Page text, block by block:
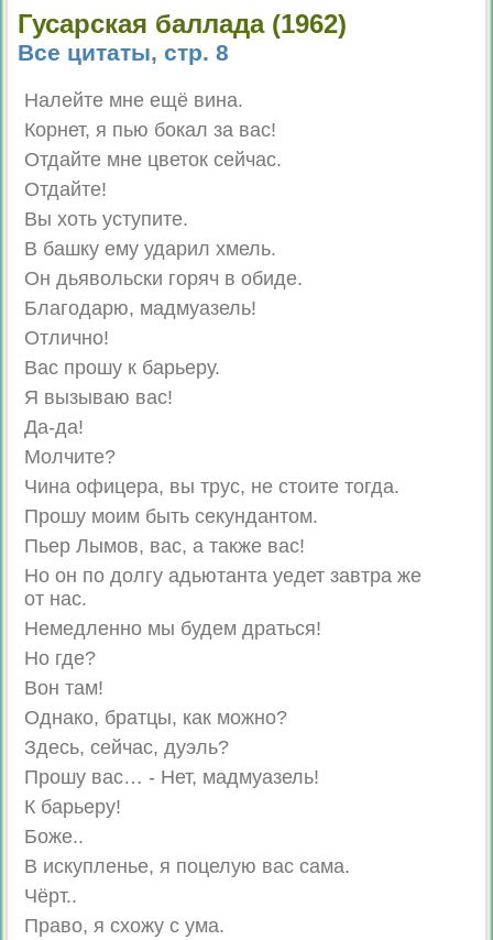
Гусарская баллада (1962)
Все цитаты, стр. 8
Налейте мне ещё вина.
Корнет, я пью бокал за вас!
Отдайте мне цветок сейчас.
Отдайте!
Вы хоть уступите.
В башку ему ударил хмель.
Он дьявольски горяч в обиде.
Благодарю, мадмуазель!
Отлично!
Вас прошу к барьеру.
Я вызываю вас!
Да-да!
Молчите?
Чина офицера, вы трус, не стоите тогда.
Прошу моим быть секундантом.
Пьер Лымов, вас, а также вас!
Но он по долгу адьютанта уедет завтра же
от нас.
Немедленно мы будем драться!
Но где?
Вон там!
Однако, братцы, как можно?
Здесь, сейчас, дуэль?
Прошу вас… - Нет, мадмуазель!
К барьеру!
Боже..
В искупленье, я поцелую вас сама.
Чёрт..
Право, я схожу с ума.